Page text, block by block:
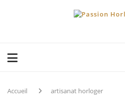
Accueil artisanat horloger